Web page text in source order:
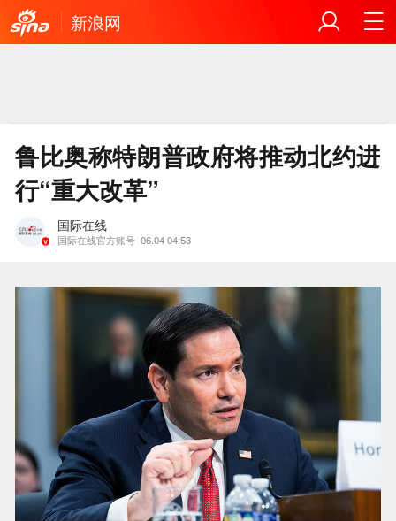
新浪网
鲁比奥称特朗普政府将推动北约进
行“重大改革”
国际在线
国际在线官方账号 06.04 04:53